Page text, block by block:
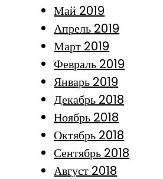
Май 2019
Апрель 2019
Март 2019
Февраль 2019
Январь 2019
Декабрь 2018
Ноябрь 2018
Октябрь 2018
Сентябрь 2018
Август 2018